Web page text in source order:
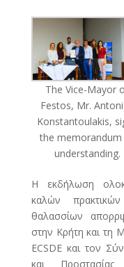
The Vice-Mayor
Festos, Mr.
Konstantoulakis,
the
understanding.
Η εκδήλωση
καλών
θαλασσίων
στην Κρήτη και τη
ECSDE και τον
και Προστασίας